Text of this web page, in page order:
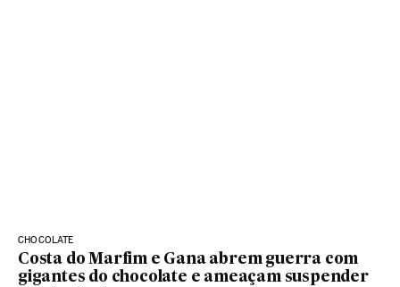
CHOCOLATE
Costa do Marfim e Gana abrem guerra com
gigantes do chocolate e ameaçam suspender